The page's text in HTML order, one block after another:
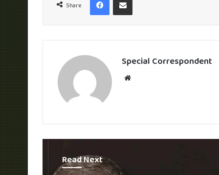
Share
Special Correspondent
Read Next